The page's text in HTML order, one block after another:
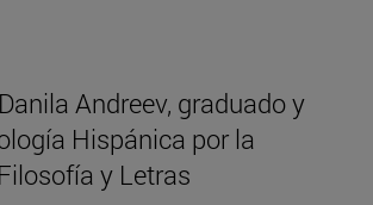
Andreev, graduado y
Hispánica por la
y Letras